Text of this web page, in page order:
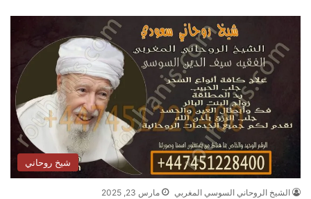
شيخ روحاني
الشيخ الروحاني السوسي المغربي مارس 23, 2025